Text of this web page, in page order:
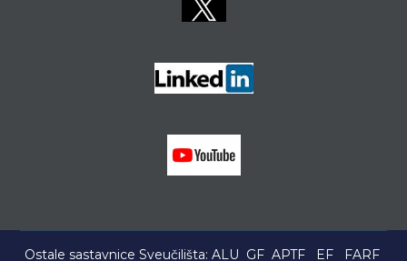
Ostale sastavnice Sveučilišta: ALU GF APTF EF FARF